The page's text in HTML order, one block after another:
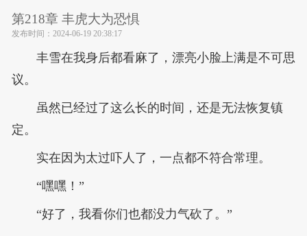
第218章 丰虎大为恐惧
发布时间： 2024-06-19 20:38:17
丰雪在我身后都看麻了，漂亮小脸上满是不可思
议。
虽然已经过了这么长的时间，还是无法恢复镇
定。
实在因为太过吓人了，一点都不符合常理。
“嘿嘿！”
“好了，我看你们也都没力气砍了。”